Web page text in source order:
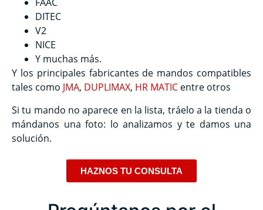
FAAC
DITEC
V2
NICE
Y muchas más.
Y los principales fabricantes de mandos compatibles
tales como JMA, DUPLIMAX, HR MATIC entre otros
Si tu mando no aparece en la lista, tráelo a la tienda o
mándanos una foto: lo analizamos y te damos una
solución.
HAZNOS TU CONSULTA